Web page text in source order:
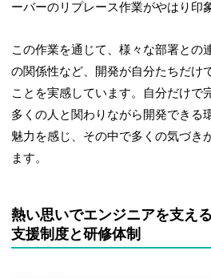
ーバーのリプレース作業がやはり印
この作業を通じて、様々な部署との
の関係性など、開発が自分たちだけ
ことを実感しています。自分だけで
多くの人と関わりながら開発できる
魅力を感じ、その中で多くの気づき
ます。
熱い思いでエンジニアを支え
支援制度と研修体制